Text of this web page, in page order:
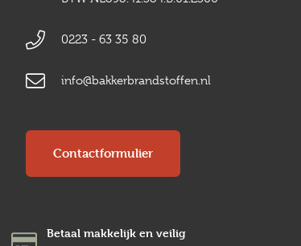
0223 - 63 35 80
info@bakkerbrandstoffen.nl
Contactformulier
Betaal makkelijk en veilig